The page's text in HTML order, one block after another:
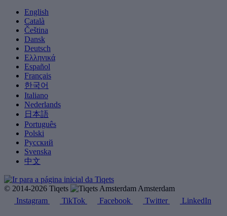
English
Català
Čeština
Dansk
Deutsch
Ελληνικά
Español
Français
한국어
Italiano
Nederlands
日本語
Português
Polski
Русский
Svenska
中文
© 2014-2026 Tiqets
Amsterdam
Instagram
TikTok Facebook Twitter LinkedIn